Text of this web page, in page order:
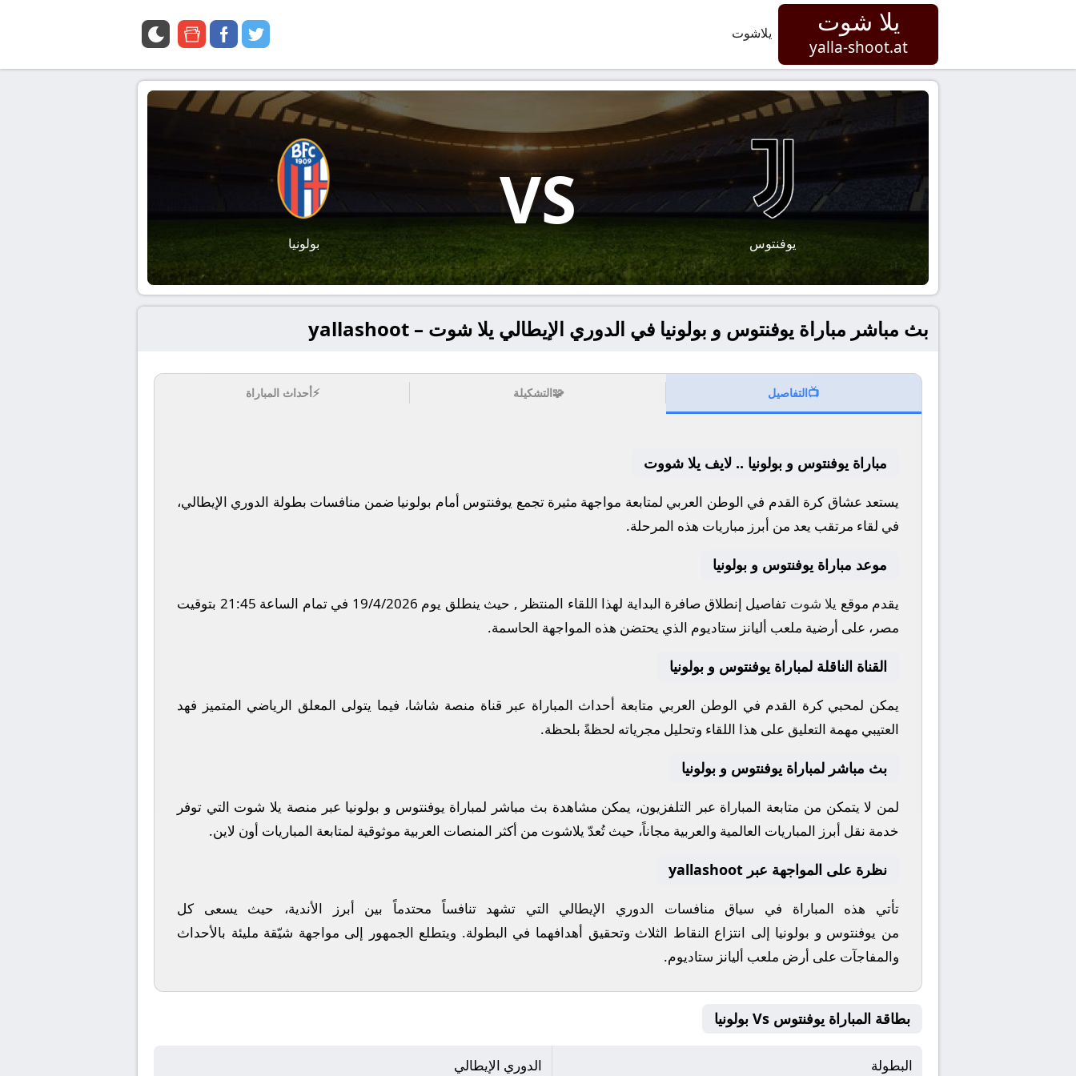
يلا شوت
yalla-shoot.at
يلاشوت twitter
facebook
google
يوفنتوس
VS
بولونيا
بث مباشر مباراة يوفنتوس و بولونيا في الدوري الإيطالي يلا شوت – yallashoot
📺التفاصيل 🧩التشكيلة ⚡أحداث المباراة
مباراة يوفنتوس و بولونيا .. لايف يلا شووت
يستعد عشاق كرة القدم في الوطن العربي لمتابعة مواجهة مثيرة تجمع يوفنتوس أمام بولونيا ضمن منافسات بطولة الدوري الإيطالي،
في لقاء مرتقب يعد من أبرز مباريات هذه المرحلة.
موعد مباراة يوفنتوس و بولونيا
يقدم موقع يلا شوت تفاصيل إنطلاق صافرة البداية لهذا اللقاء المنتظر , حيث ينطلق يوم 19/4/2026 في تمام الساعة 21:45 بتوقيت
مصر، على أرضية ملعب أليانز ستاديوم الذي يحتضن هذه المواجهة الحاسمة.
القناة الناقلة لمباراة يوفنتوس و بولونيا
يمكن لمحبي كرة القدم في الوطن العربي متابعة أحداث المباراة عبر قناة منصة شاشا، فيما يتولى المعلق الرياضي المتميز فهد
العتيبي مهمة التعليق على هذا اللقاء وتحليل مجرياته لحظةً بلحظة.
بث مباشر لمباراة يوفنتوس و بولونيا
لمن لا يتمكن من متابعة المباراة عبر التلفزيون، يمكن مشاهدة بث مباشر لمباراة يوفنتوس و بولونيا عبر منصة يلا شوت التي توفر
خدمة نقل أبرز المباريات العالمية والعربية مجاناً، حيث تُعدّ يلاشوت من أكثر المنصات العربية موثوقية لمتابعة المباريات أون لاين.
نظرة على المواجهة عبر yallashoot
تأتي هذه المباراة في سياق منافسات الدوري الإيطالي التي تشهد تنافساً محتدماً بين أبرز الأندية، حيث يسعى كل
من يوفنتوس و بولونيا إلى انتزاع النقاط الثلاث وتحقيق أهدافهما في البطولة. ويتطلع الجمهور إلى مواجهة شيّقة مليئة بالأحداث
والمفاجآت على أرض ملعب أليانز ستاديوم.
بطاقة المباراة يوفنتوس Vs بولونيا
البطولة الدوري الإيطالي